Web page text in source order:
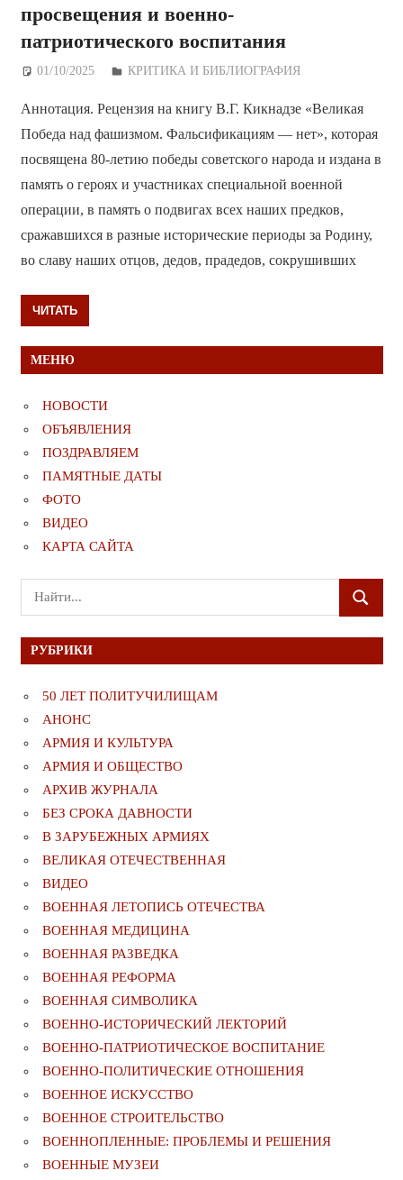
просвещения и военно-
патриотического воспитания
01/10/2025 Дежурный по Редакции
КРИТИКА И БИБЛИОГРАФИЯ
Аннотация. Рецензия на книгу В.Г. Кикнадзе «Великая
Победа над фашизмом. Фальсификациям — нет», которая
посвящена 80-летию победы советского народа и издана в
память о героях и участниках специальной военной
операции, в память о подвигах всех наших предков,
сражавшихся в разные исторические периоды за Родину,
во славу наших отцов, дедов, прадедов, сокрушивших
ЧИТАТЬ
МЕНЮ
НОВОСТИ
ОБЪЯВЛЕНИЯ
ПОЗДРАВЛЯЕМ
ПАМЯТНЫЕ ДАТЫ
ФОТО
ВИДЕО
КАРТА САЙТА
Поиск
для:
ПОИСК
РУБРИКИ
50 ЛЕТ ПОЛИТУЧИЛИЩАМ
АНОНС
АРМИЯ И КУЛЬТУРА
АРМИЯ И ОБЩЕСТВО
АРХИВ ЖУРНАЛА
БЕЗ СРОКА ДАВНОСТИ
В ЗАРУБЕЖНЫХ АРМИЯХ
ВЕЛИКАЯ ОТЕЧЕСТВЕННАЯ
ВИДЕО
ВОЕННАЯ ЛЕТОПИСЬ ОТЕЧЕСТВА
ВОЕННАЯ МЕДИЦИНА
ВОЕННАЯ РАЗВЕДКА
ВОЕННАЯ РЕФОРМА
ВОЕННАЯ СИМВОЛИКА
ВОЕННО-ИСТОРИЧЕСКИЙ ЛЕКТОРИЙ
ВОЕННО-ПАТРИОТИЧЕСКОЕ ВОСПИТАНИЕ
ВОЕННО-ПОЛИТИЧЕСКИE ОТНОШЕНИЯ
ВОЕННОЕ ИСКУССТВО
ВОЕННОЕ СТРОИТЕЛЬСТВО
ВОЕННОПЛЕННЫЕ: ПРОБЛЕМЫ И РЕШЕНИЯ
ВОЕННЫЕ МУЗЕИ